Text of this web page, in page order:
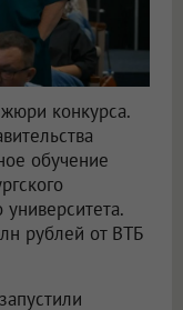
конкурса.
обучение
университета.
рублей от ВТБ